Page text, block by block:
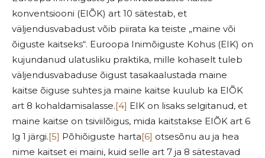
konventsiooni (EIÕK) art 10 sätestab, et
väljendusvabadust võib piirata ka teiste „maine või
õiguste kaitseks“. Euroopa Inimõiguste Kohus (EIK) on
kujundanud ulatusliku praktika, mille kohaselt tuleb
väljendusvabaduse õigust tasakaalustada maine
kaitse õiguse suhtes ja maine kaitse kuulub ka EIÕK
art 8 kohaldamisalasse.[4] EIK on lisaks selgitanud, et
maine kaitse on tsiviilõigus, mida kaitstakse EIÕK art 6
lg 1 järgi.[5] Põhiõiguste harta[6] otsesõnu au ja hea
nime kaitset ei maini, kuid selle art 7 ja 8 sätestavad